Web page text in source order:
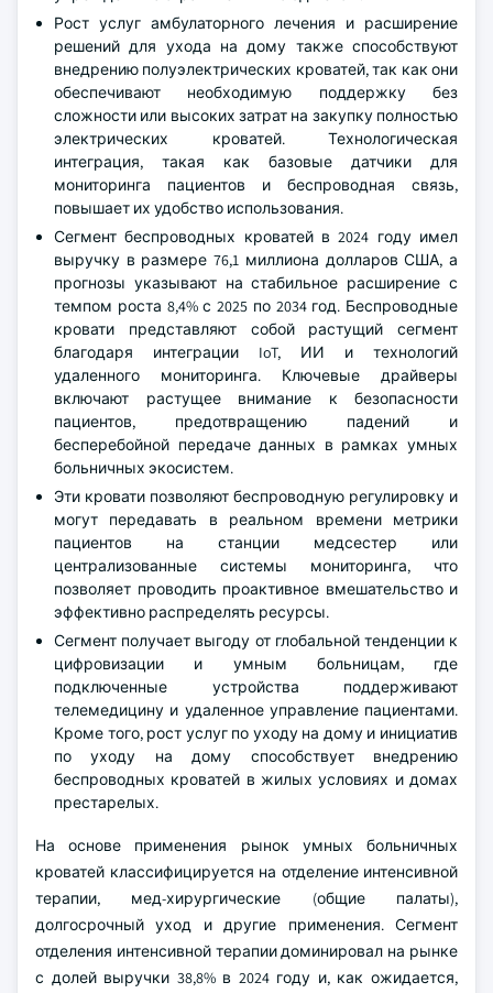
Рост услуг амбулаторного лечения и расширение
решений для ухода на дому также способствуют
внедрению полуэлектрических кроватей, так как они
обеспечивают необходимую поддержку без
сложности или высоких затрат на закупку полностью
электрических кроватей. Технологическая
интеграция, такая как базовые датчики для
мониторинга пациентов и беспроводная связь,
повышает их удобство использования.
Сегмент беспроводных кроватей в 2024 году имел
выручку в размере 76,1 миллиона долларов США, а
прогнозы указывают на стабильное расширение с
темпом роста 8,4% с 2025 по 2034 год. Беспроводные
кровати представляют собой растущий сегмент
благодаря интеграции IoT, ИИ и технологий
удаленного мониторинга. Ключевые драйверы
включают растущее внимание к безопасности
пациентов, предотвращению падений и
бесперебойной передаче данных в рамках умных
больничных экосистем.
Эти кровати позволяют беспроводную регулировку и
могут передавать в реальном времени метрики
пациентов на станции медсестер или
централизованные системы мониторинга, что
позволяет проводить проактивное вмешательство и
эффективно распределять ресурсы.
Сегмент получает выгоду от глобальной тенденции к
цифровизации и умным больницам, где
подключенные устройства поддерживают
телемедицину и удаленное управление пациентами.
Кроме того, рост услуг по уходу на дому и инициатив
по уходу на дому способствует внедрению
беспроводных кроватей в жилых условиях и домах
престарелых.
На основе применения рынок умных больничных
кроватей классифицируется на отделение интенсивной
терапии, мед-хирургические (общие палаты),
долгосрочный уход и другие применения. Сегмент
отделения интенсивной терапии доминировал на рынке
с долей выручки 38,8% в 2024 году и, как ожидается,